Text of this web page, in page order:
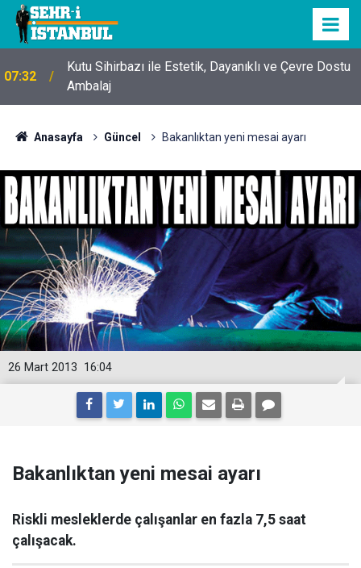
07:32
Kutu Sihirbazı ile Estetik, Dayanıklı ve Çevre Dostu
Ambalaj
Anasayfa Güncel Bakanlıktan yeni mesai ayarı
16:04
26 Mart 2013
Bakanlıktan yeni mesai ayarı
Riskli mesleklerde çalışanlar en fazla 7,5 saat
çalışacak.